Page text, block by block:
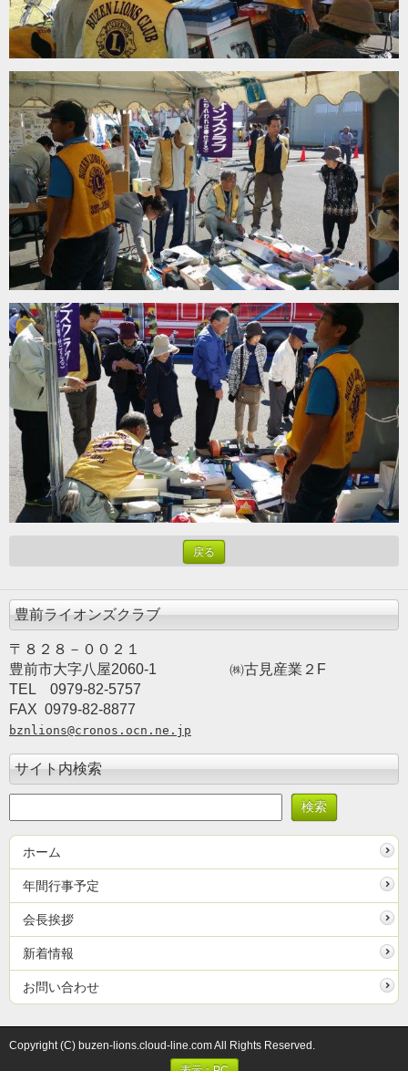
戻る
豊前ライオンズクラブ
〒８２８－００２１
豊前市大字八屋2060-1 ㈱古見産業２F
TEL　0979-82-5757
FAX  0979-82-8877
bznlions@cronos.ocn.ne.jp
サイト内検索
ホーム
年間行事予定
会長挨拶
新着情報
お問い合わせ
Copyright (C) buzen-lions.cloud-line.com All Rights Reserved.